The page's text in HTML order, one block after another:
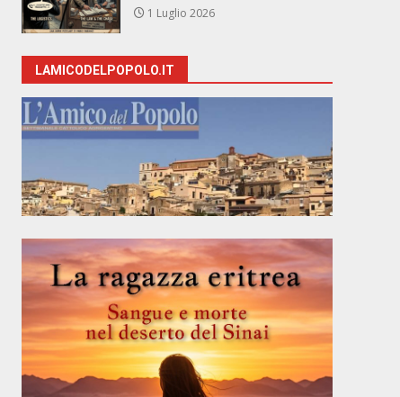
1 Luglio 2026
LAMICODELPOPOLO.IT